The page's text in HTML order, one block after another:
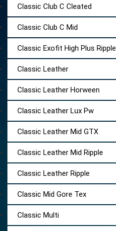
Classic Club C Cleated
Classic Club C Mid
Classic Exofit High Plus Ripple
Classic Leather
Classic Leather Horween
Classic Leather Lux Pw
Classic Leather Mid GTX
Classic Leather Mid Ripple
Classic Leather Ripple
Classic Mid Gore Tex
Classic Multi